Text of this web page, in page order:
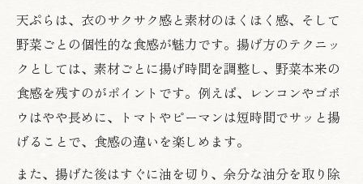
天ぷらは、衣のサクサク感と素材のほくほく感、そして
野菜ごとの個性的な食感が魅力です。揚げ方のテクニッ
クとしては、素材ごとに揚げ時間を調整し、野菜本来の
食感を残すのがポイントです。例えば、レンコンやゴボ
ウはやや長めに、トマトやピーマンは短時間でサッと揚
げることで、食感の違いを楽しめます。
また、揚げた後はすぐに油を切り、余分な油分を取り除